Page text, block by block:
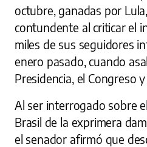
octubre, ganadas por
contundente al criticar el
miles de sus seguidores
enero pasado, cuando
Presidencia, el Congreso
Al ser interrogado sobre
Brasil de la exprimera
el senador afirmó que